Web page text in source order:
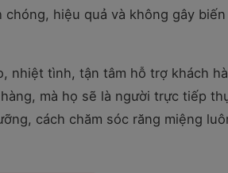
hiệu quả và không gây biến
nhiệt tình, tận tâm hỗ trợ khách
mà họ sẽ là người trực tiếp
cách chăm sóc răng miệng